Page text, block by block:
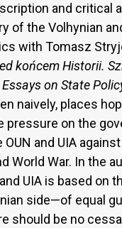
and critical
of the Volhynian
with Tomasz
końcem Historii.
on State
naively, places
on the
and UIA
World War. In the
UIA is based on
side—of equal
should be no